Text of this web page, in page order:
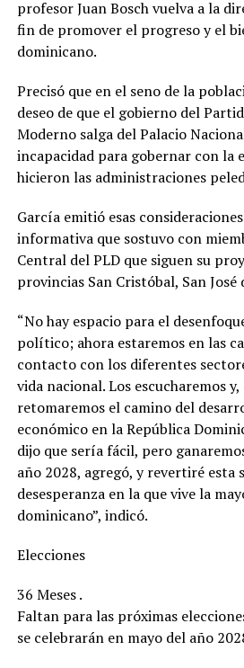
profesor Juan Bosch vuelva a la
fin de promover el progreso y el
dominicano.
Precisó que en el seno de la
deseo de que el gobierno del
Moderno salga del Palacio
incapacidad para gobernar con la
hicieron las administraciones
García emitió esas
informativa que sostuvo con
Central del PLD que siguen su
provincias San Cristóbal, San José
“No hay espacio para el
político; ahora estaremos en las
contacto con los diferentes
vida nacional. Los escucharemos
retomaremos el camino del
económico en la República
dijo que sería fácil, pero
año 2028, agregó, y revertiré esta
desesperanza en la que vive la
dominicano”, indicó.
Elecciones
36 Meses .
Faltan para las próximas
se celebrarán en mayo del año